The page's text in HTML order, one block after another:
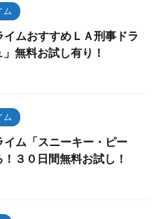
ム
ムおすすめＬＡ刑事ドラ
無料お試し有り！
ム
ム「スニーキー・ピー
！３０日間無料お試し！